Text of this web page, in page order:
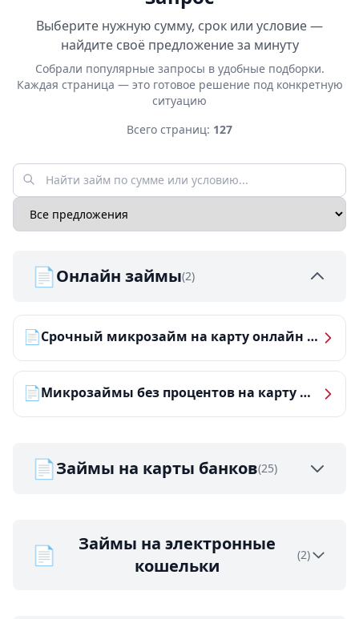
Выберите нужную сумму, срок или условие —
найдите своё предложение за минуту
Собрали популярные запросы в удобные подборки.
Каждая страница — это готовое решение под конкретную
ситуацию
Всего страниц: 127
📄Онлайн займы(2)
📄 Срочный микрозайм на карту онлайн — получить деньги за 5 минут
📄 Микрозаймы без процентов на карту — ТОП-10 за 2026 год
📄Займы на карты банков(25)
📄
Займы на электронные
кошельки
(2)